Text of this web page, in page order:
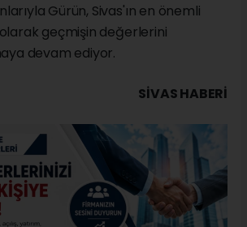
Gürün, Sivas'ın en önemli
geçmişin değerlerini
devam ediyor.
SIVAS HABERİ